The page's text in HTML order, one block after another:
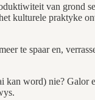
van grond
kulturele praktyke
te spaar en,
word) nie?